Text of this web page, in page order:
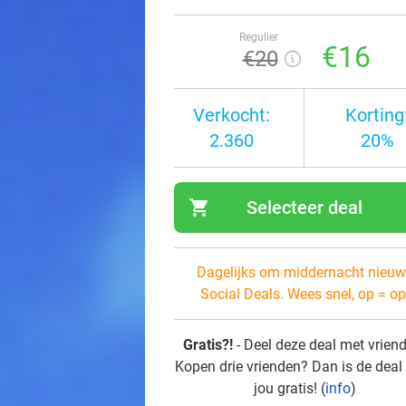
Regulier
€20 €16
Verkocht:
2.360
20%
shopping_cart Selecteer deal
Dagelijks om middernacht
Social Deals. Wees snel, op =
Gratis?! - Deel deze deal met
Kopen drie vrienden? Dan is de
jou gratis! (info)